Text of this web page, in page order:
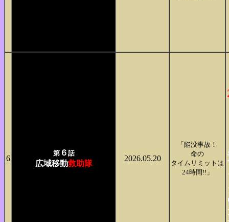
6
第６ 話
広域移動救助隊
2026.05.20
「陥没事故！
命の
タイムリミットは
24時間!!」